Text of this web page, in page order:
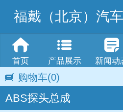
福戴（北京）汽
首页 产品展示 新闻动
购物车(0)
ABS探头总成